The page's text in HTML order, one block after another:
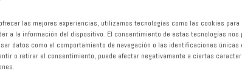
las mejores experiencias, utilizamos tecnologías como las cookies para
a la información del dispositivo. El consentimiento de estas tecnologías nos
datos como el comportamiento de navegación o las identificaciones únicas
o retirar el consentimiento, puede afectar negativamente a ciertas